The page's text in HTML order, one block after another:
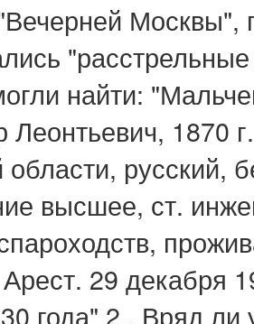
Москвы",
найти:
Леонтьевич, 1870
области, русский,
высшее, ст.
29 декабря
года" 2 . Вряд ли